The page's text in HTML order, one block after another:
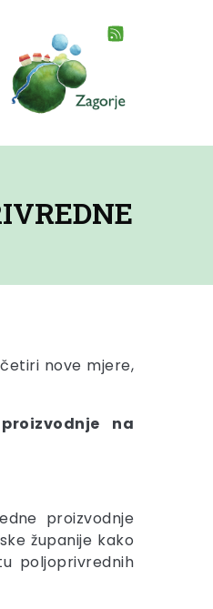
nove mjere,
na
proizvodnje
županije kako
poljoprivrednih